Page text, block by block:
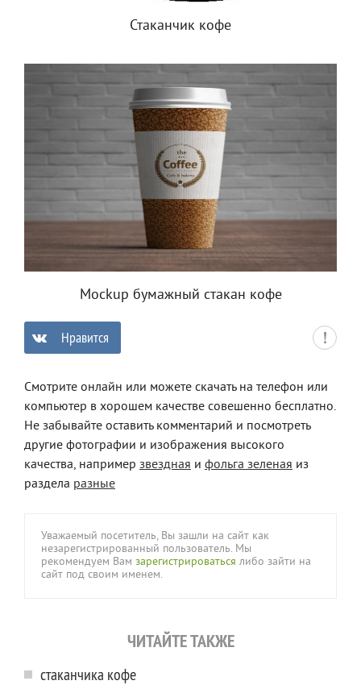
Стаканчик кофе
Mockup бумажный стакан кофе
Нравится
Смотрите онлайн или можете скачать на телефон или
компьютер в хорошем качестве совешенно бесплатно.
Не забывайте оставить комментарий и посмотреть
другие фотографии и изображения высокого
качества, например звездная и фольга зеленая из
раздела разные
Уважаемый посетитель, Вы зашли на сайт как
незарегистрированный пользователь. Мы
рекомендуем Вам зарегистрироваться либо зайти на
сайт под своим именем.
ЧИТАЙТЕ ТАКЖЕ
стаканчика кофе